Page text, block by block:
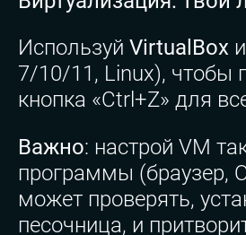
Используй VirtualBox
7/10/11, Linux), чтобы
кнопка «Ctrl+Z» для
Важно: настрой VM
программы (браузер,
может проверять,
песочница, и